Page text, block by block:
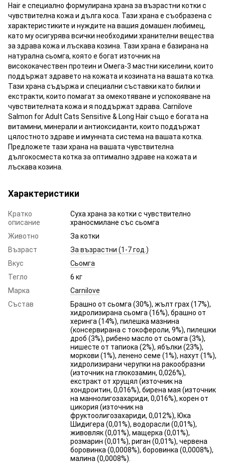
Hair е специално формулирана храна за възрастни котки с
чувствителна кожа и дълга коса. Тази храна е съобразена с
характеристиките и нуждите на вашия домашен любимец,
като му осигурява всички необходими хранителни вещества
за здрава кожа и лъскава козина. Тази храна е базирана на
натурална сьомга, която е богат източник на
висококачествен протеин и Омега-3 мастни киселини, които
поддържат здравето на кожата и козината на вашата котка.
Тази храна съдържа и специални съставки като билки и
екстракти, които помагат за омекотяване и успокояване на
чувствителната кожа и я поддържат здрава. Carnilove
Salmon for Adult Cats Sensitive & Long Hair също е богата на
витамини, минерали и антиоксиданти, които поддържат
цялостното здраве и имунната система на вашата котка.
Предложете тази храна на вашата чувствителна
дългокосместа котка за оптимално здраве на кожата и
лъскава козина.
Характеристики
Кратко
описание
Суха храна за котки с чувствително
храносмилане със сьомга
Животно
За котки
Възраст
За възрастни (1-7 год.)
Вкус
Сьомга
Тегло
6 кг
Марка
Carnilove
Състав
Брашно от сьомга (30%), жълт грах (17%),
хидролизирана сьомга (16%), брашно от
херинга (14%), пилешка мазнина
(консервирана с токофероли, 9%), пилешки
дроб (3%), рибено масло от сьомга (3%),
нишесте от тапиока (2%), ябълки (23%),
моркови (1%), ленено семе (1%), нахут (1%),
хидролизирани черупки на ракообразни
(източник на глюкозамин, 0,026%),
екстракт от хрущял (източник на
хондроитин, 0,016%), бирена мая (източник
на маннолигозахариди, 0,016%), корен от
цикория (източник на
фруктоолигозахариди, 0,012%), Юка
Шидигера (0,01%), водорасли (0,01%),
живовляк (0,01%), мащерка (0,01%),
розмарин (0,01%), риган (0,01%), червена
боровинка (0,0008%), боровинка (0,0008%),
малина (0,0008%).